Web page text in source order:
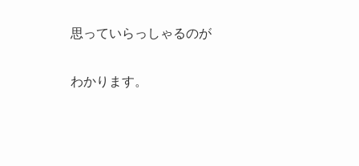
思っていらっしゃるのが
わかります。